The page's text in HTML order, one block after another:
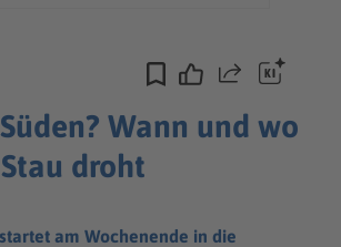
Teilen
Wann und wo
droht
am Wochenende in die